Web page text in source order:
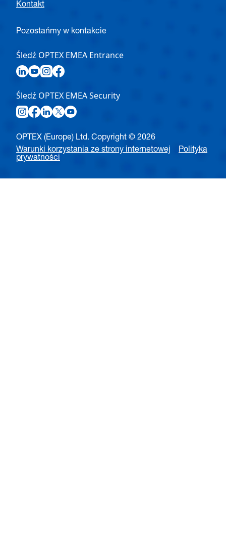
Kontakt
Pozostańmy w kontakcie
Śledź OPTEX EMEA Entrance
Śledź OPTEX EMEA Security
OPTEX (Europe) Ltd. Copyright © 2026
Warunki korzystania ze strony internetowej
Polityka
prywatności